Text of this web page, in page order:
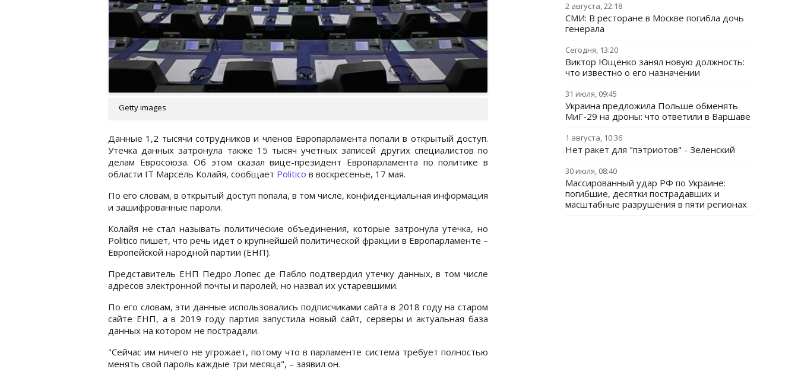
Getty images
Данные 1,2 тысячи сотрудников и членов Европарламента попали в открытый доступ.
Утечка данных затронула также 15 тысяч учетных записей других специалистов по
делам Евросоюза. Об этом сказал вице-президент Европарламента по политике в
области IT Марсель Колайя, сообщает Politico в воскресенье, 17 мая.
По его словам, в открытый доступ попала, в том числе, конфиденциальная информация
и зашифрованные пароли.
Колайя не стал называть политические объединения, которые затронула утечка, но
Politico пишет, что речь идет о крупнейшей политической фракции в Европарламенте –
Европейской народной партии (EНП).
Представитель EНП Педро Лопес де Пабло подтвердил утечку данных, в том числе
адресов электронной почты и паролей, но назвал их устаревшими.
По его словам, эти данные использовались подписчиками сайта в 2018 году на старом
сайте EНП, а в 2019 году партия запустила новый сайт, серверы и актуальная база
данных на котором не пострадали.
"Сейчас им ничего не угрожает, потому что в парламенте система требует полностью
менять свой пароль каждые три месяца", – заявил он.
2 августа, 22:18
СМИ: В ресторане в Москве погибла дочь
генерала
Сегодня, 13:20
Виктор Ющенко занял новую должность:
что известно о его назначении
31 июля, 09:45
Украина предложила Польше обменять
МиГ-29 на дроны: что ответили в Варшаве
1 августа, 10:36
Нет ракет для "пэтриотов" - Зеленский
30 июля, 08:40
Массированный удар РФ по Украине:
погибшие, десятки пострадавших и
масштабные разрушения в пяти регионах